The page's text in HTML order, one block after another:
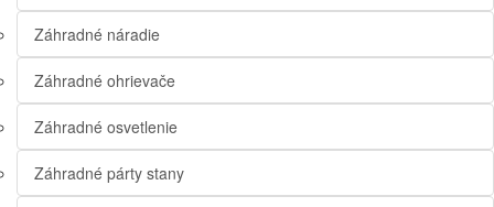
Záhradné náradie
Záhradné ohrievače
Záhradné osvetlenie
Záhradné párty stany